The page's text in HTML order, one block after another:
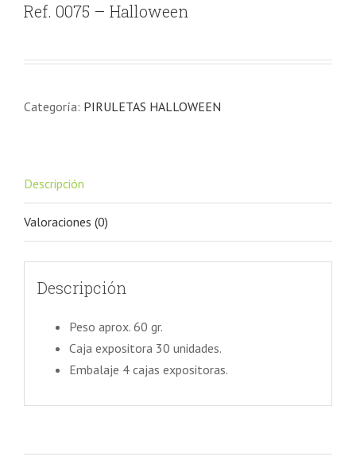
Ref. 0075 – Halloween
Categoría: PIRULETAS HALLOWEEN
Descripción
Valoraciones (0)
Descripción
Peso aprox. 60 gr.
Caja expositora 30 unidades.
Embalaje 4 cajas expositoras.